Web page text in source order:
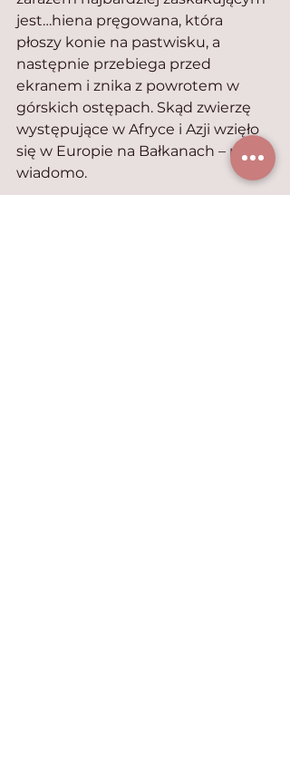
jest…hiena pręgowana, która
płoszy konie na pastwisku, a
następnie przebiega przed
ekranem i znika z powrotem w
górskich ostępach. Skąd zwierzę
występujące w Afryce i Azji wzięło
się w Europie na Bałkanach – nie
wiadomo.